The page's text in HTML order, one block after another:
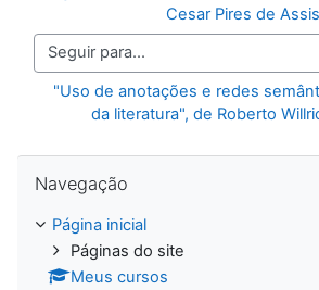
Cesar Pires de Assis
Seguir para...
"Uso de anotações e redes
da literatura", de Roberto
Navegação
Página inicial
Páginas do site
Meus cursos